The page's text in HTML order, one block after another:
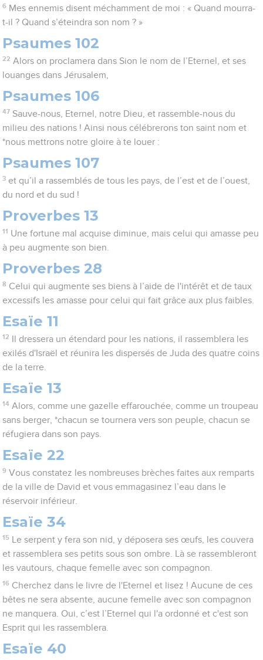
6 Mes ennemis disent méchamment de moi : « Quand mourra-
t-il ? Quand s’éteindra son nom ? »
Psaumes 102
22 Alors on proclamera dans Sion le nom de l’Eternel, et ses
louanges dans Jérusalem,
Psaumes 106
47 Sauve-nous, Eternel, notre Dieu, et rassemble-nous du
milieu des nations ! Ainsi nous célébrerons ton saint nom et
*nous mettrons notre gloire à te louer :
Psaumes 107
3 et qu’il a rassemblés de tous les pays, de l’est et de l’ouest,
du nord et du sud !
Proverbes 13
11 Une fortune mal acquise diminue, mais celui qui amasse peu
à peu augmente son bien.
Proverbes 28
8 Celui qui augmente ses biens à l’aide de l'intérêt et de taux
excessifs les amasse pour celui qui fait grâce aux plus faibles.
Esaïe 11
12
Il dressera un étendard pour les nations, il rassemblera les
exilés d'Israël et réunira les dispersés de Juda des quatre coins
de la terre.
Esaïe 13
14 Alors, comme une gazelle effarouchée, comme un troupeau
sans berger, *chacun se tournera vers son peuple, chacun se
réfugiera dans son pays.
Esaïe 22
9 Vous constatez les nombreuses brèches faites aux remparts
de la ville de David et vous emmagasinez l’eau dans le
réservoir inférieur.
Esaïe 34
15
Le serpent y fera son nid, y déposera ses œufs, les couvera
et rassemblera ses petits sous son ombre. Là se rassembleront
les vautours, chaque femelle avec son compagnon.
16 Cherchez dans le livre de l'Eternel et lisez ! Aucune de ces
bêtes ne sera absente, aucune femelle avec son compagnon
ne manquera. Oui, c’est l’Eternel qui l'a ordonné et c'est son
Esprit qui les rassemblera.
Esaïe 40